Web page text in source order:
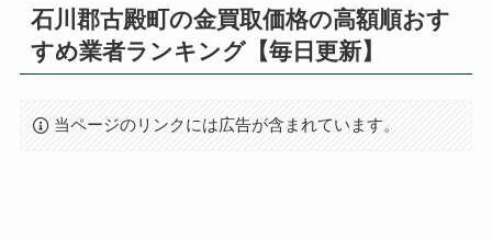
石川郡古殿町の金買取価格の高額順おす
すめ業者ランキング【毎日更新】
当ページのリンクには広告が含まれています。